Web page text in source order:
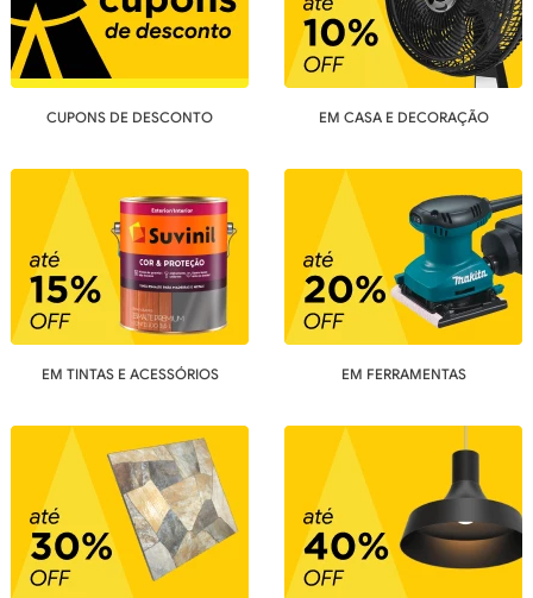
CUPONS DE DESCONTO EM CASA E DECORAÇÃO
EM TINTAS E ACESSÓRIOS EM FERRAMENTAS